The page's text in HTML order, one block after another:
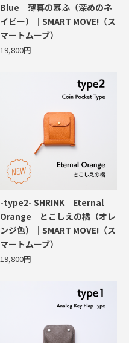
Blue｜薄暮の慕ふ（深めのネ
イビー）｜SMART MOVE!（ス
マートムーブ）
19,800円
-type2- SHRINK｜Eternal
Orange｜とこしえの橘（オレ
ンジ色）｜SMART MOVE!（ス
マートムーブ）
19,800円